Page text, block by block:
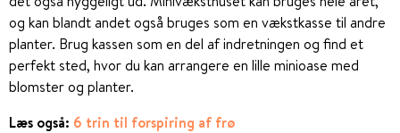
og kan blandt andet også bruges som en vækstkasse til andre
planter. Brug kassen som en del af indretningen og find et
perfekt sted, hvor du kan arrangere en lille minioase med
blomster og planter.
Læs også: 6 trin til forspiring af frø